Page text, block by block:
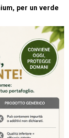
per un verde